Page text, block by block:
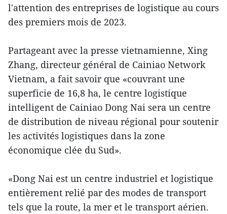
l'attention des entreprises de logistique au cours
des premiers mois de 2023.
Partageant avec la presse vietnamienne, Xing
Zhang, directeur général de Cainiao Network
Vietnam, a fait savoir que «couvrant une
superficie de 16,8 ha, le centre logistique
intelligent de Cainiao Dong Nai sera un centre
de distribution de niveau régional pour soutenir
les activités logistiques dans la zone
économique clée du Sud».
«Dong Nai est un centre industriel et logistique
entièrement relié par des modes de transport
tels que la route, la mer et le transport aérien.